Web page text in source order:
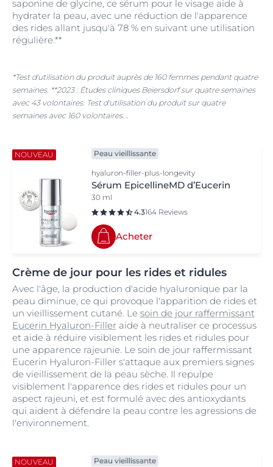
saponine de glycine, ce sérum pour le visage aide à
hydrater la peau, avec une réduction de l'apparence
des rides allant jusqu'à 78 % en suivant une utilisation
régulière.**
*Test d'utilisation du produit auprès de 160 femmes pendant quatre
semaines. **2023 : Études cliniques Beiersdorf sur quatre semaines
avec 43 volontaires. Test d'utilisation du produit sur quatre
semaines avec 160 volontaires...
NOUVEAU Peau vieillissante
hyaluron-filler-plus-longevity
Sérum EpicellineMD d’Eucerin
30 ml
4.3164 Reviews
Acheter
Crème de jour pour les rides et ridules
Avec l'âge, la production d'acide hyaluronique par la
peau diminue, ce qui provoque l'apparition de rides et
un vieillissement cutané. Le soin de jour raffermissant
Eucerin Hyaluron-Filler aide à neutraliser ce processus
et aide à réduire visiblement les rides et ridules pour
une apparence rajeunie. Le soin de jour raffermissant
Eucerin Hyaluron-Filler s'attaque aux premiers signes
de vieillissement de la peau sèche. Il repulpe
visiblement l'apparence des rides et ridules pour un
aspect rajeuni, et est formulé avec des antioxydants
qui aident à défendre la peau contre les agressions de
l'environnement.
NOUVEAU Peau vieillissante